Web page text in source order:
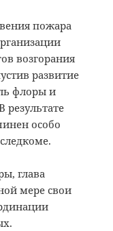
пожара
возгорания
развитие
флоры и
результате
особо
глава
мере свои